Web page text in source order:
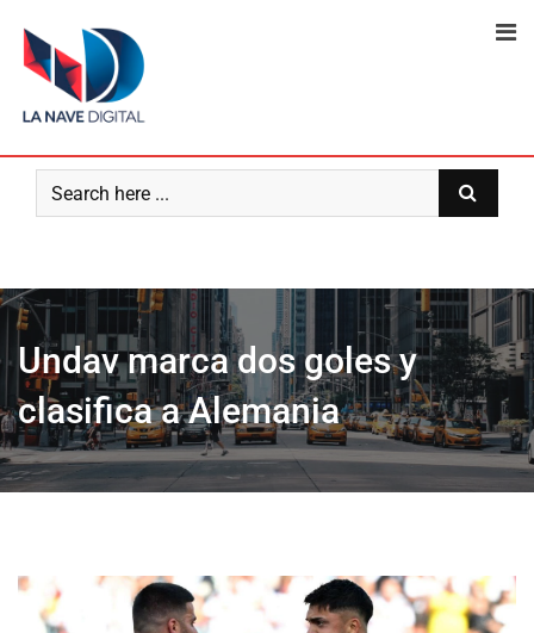
content
Undav marca dos goles y
clasifica a Alemania